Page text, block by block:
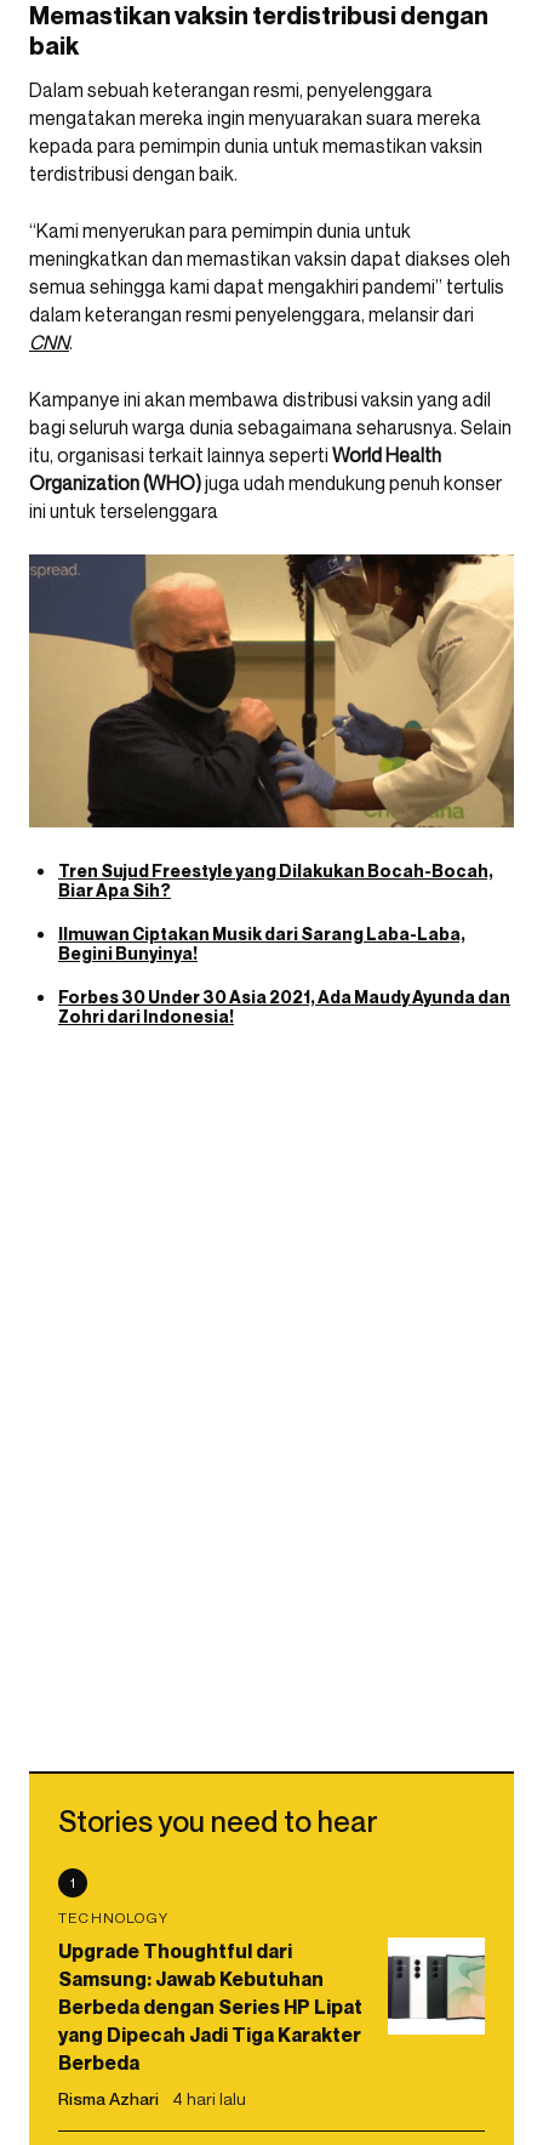
Memastikan vaksin terdistribusi dengan
baik
Dalam sebuah keterangan resmi, penyelenggara
mengatakan mereka ingin menyuarakan suara mereka
kepada para pemimpin dunia untuk memastikan vaksin
terdistribusi dengan baik.
“Kami menyerukan para pemimpin dunia untuk
meningkatkan dan memastikan vaksin dapat diakses oleh
semua sehingga kami dapat mengakhiri pandemi” tertulis
dalam keterangan resmi penyelenggara, melansir dari
CNN.
Kampanye ini akan membawa distribusi vaksin yang adil
bagi seluruh warga dunia sebagaimana seharusnya. Selain
itu, organisasi terkait lainnya seperti World Health
Organization (WHO)juga udah mendukung penuh konser
ini untuk terselenggara
Tren Sujud Freestyle yang Dilakukan Bocah-Bocah,
Biar Apa Sih?
Ilmuwan Ciptakan Musik dari Sarang Laba-Laba,
Begini Bunyinya!
Forbes 30 Under 30 Asia 2021, Ada Maudy Ayunda dan
Zohri dari Indonesia!
Stories you need to hear
1
TECHNOLOGY
Upgrade Thoughtful dari
Samsung: Jawab Kebutuhan
Berbeda dengan Series HP Lipat
yang Dipecah Jadi Tiga Karakter
Berbeda
Risma Azhari 4 hari lalu